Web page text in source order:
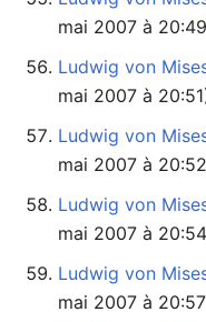
mai 2007 à
Ludwig von
mai 2007 à
Ludwig von
mai 2007 à
Ludwig von
mai 2007 à
Ludwig von
mai 2007 à